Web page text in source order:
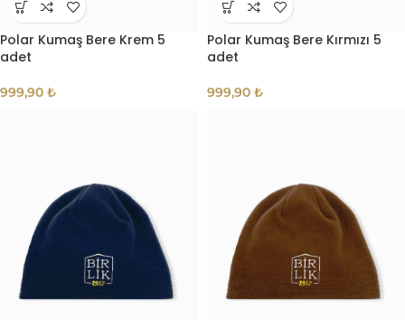
Polar Kumaş Bere Krem 5
adet
999,90 ₺
Polar Kumaş Bere Kırmızı 5
adet
999,90 ₺